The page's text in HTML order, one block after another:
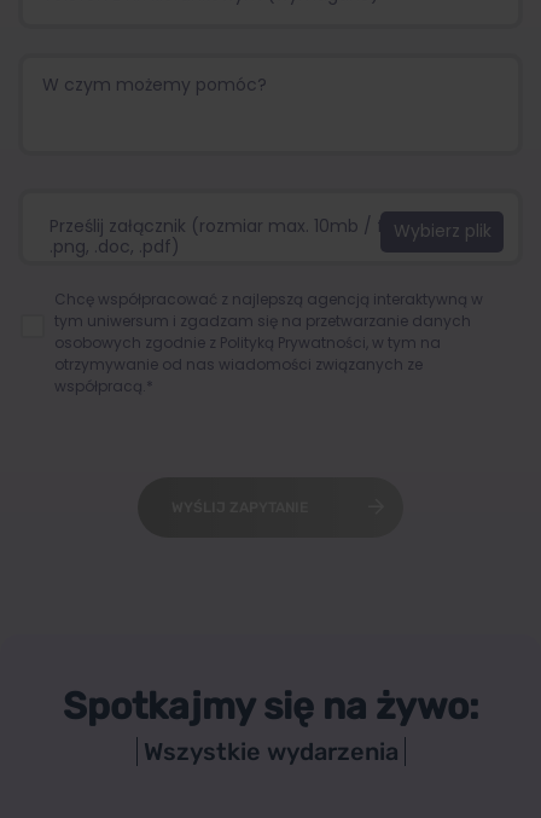
Prześlij załącznik (rozmiar max. 10mb / format:.jpg,
.png, .doc, .pdf)
Chcę współpracować z najlepszą agencją interaktywną w
tym uniwersum i zgadzam się na przetwarzanie danych
osobowych zgodnie z Polityką Prywatności , w tym na
otrzymywanie od nas wiadomości związanych ze
współpracą.*
Spotkajmy się na żywo:
Wszystkie wydarzenia